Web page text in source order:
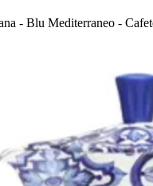
- Blu Mediterraneo -